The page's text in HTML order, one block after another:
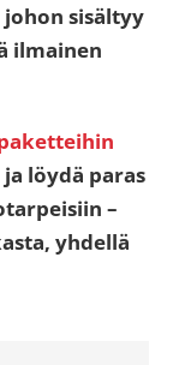
johon sisältyy
ilmainen
ja löydä paras
–
yhdellä